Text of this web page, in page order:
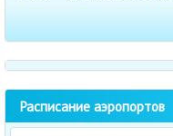
Расписание аэропортов